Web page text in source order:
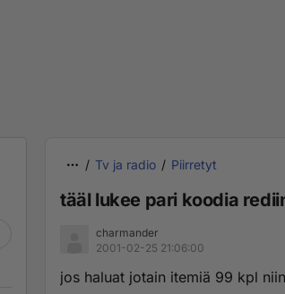
Tv ja radio Piirretyt
tääl lukee pari koodia
charmander
2001-02-25 21:06:00
jos haluat jotain itemiä 99 kpl